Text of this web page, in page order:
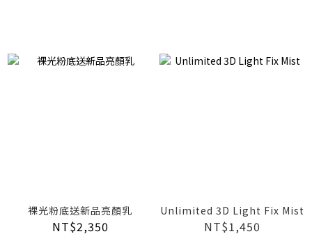
裸光粉底送新品亮顏乳
NT$2,350
Unlimited 3D Light Fix Mist
NT$1,450